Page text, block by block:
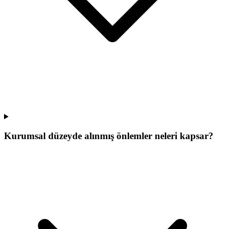
Kurumsal düzeyde alınmış önlemler neleri kapsar?